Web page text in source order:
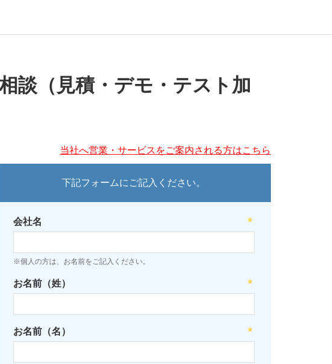
談（見積・デモ・テスト加
当社へ営業・サービスをご案内される方はこちら
下記フォームにご記入ください。
会社名
※個人の方は、お名前をご記入ください。
お名前（姓）
お名前（名）